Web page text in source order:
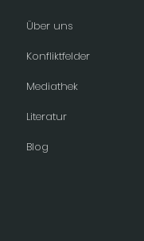
Über uns
Konfliktfelder
Mediathek
Literatur
Blog